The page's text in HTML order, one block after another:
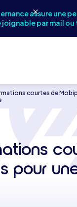
assure une
par mail ou
courtes de
pour